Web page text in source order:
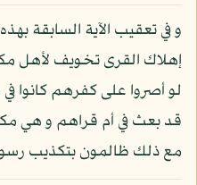
و في تعقيب الآية السابقة
إهلاك القرى تخويف لأهل
لو أصروا على كفرهم كانوا
قد بعث في أم قراهم و هي
مع ذلك ظالمون بتكذيب